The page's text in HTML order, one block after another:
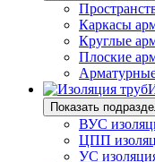
Каркасы
Круглые
Плоские
Показать
ВУС
ЦПП
УС